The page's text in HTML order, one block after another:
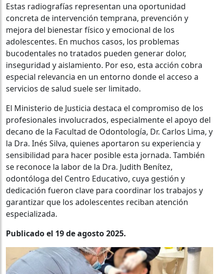
Estas radiografías representan una oportunidad
concreta de intervención temprana, prevención y
mejora del bienestar físico y emocional de los
adolescentes. En muchos casos, los problemas
bucodentales no tratados pueden generar dolor,
inseguridad y aislamiento. Por eso, esta acción cobra
especial relevancia en un entorno donde el acceso a
servicios de salud suele ser limitado.
El Ministerio de Justicia destaca el compromiso de los
profesionales involucrados, especialmente el apoyo del
decano de la Facultad de Odontología, Dr. Carlos Lima, y
la Dra. Inés Silva, quienes aportaron su experiencia y
sensibilidad para hacer posible esta jornada. También
se reconoce la labor de la Dra. Judith Benítez,
odontóloga del Centro Educativo, cuya gestión y
dedicación fueron clave para coordinar los trabajos y
garantizar que los adolescentes reciban atención
especializada.
Publicado el 19 de agosto 2025.